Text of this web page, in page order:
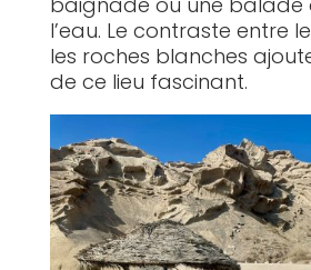
l’eau. Le contraste entre
les roches blanches
de ce lieu fascinant.